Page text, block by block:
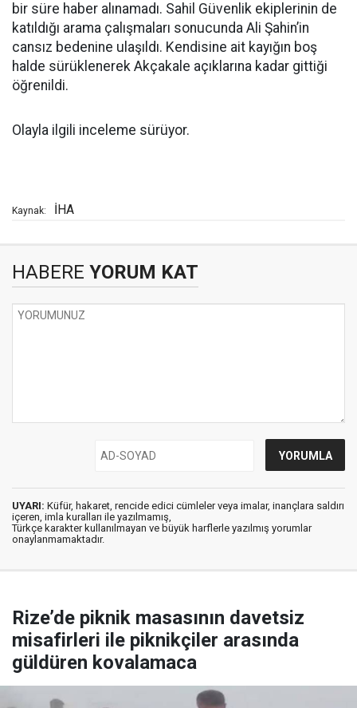
bir süre haber alınamadı. Sahil Güvenlik ekiplerinin de
katıldığı arama çalışmaları sonucunda Ali Şahin’in
cansız bedenine ulaşıldı. Kendisine ait kayığın boş
halde sürüklenerek Akçakale açıklarına kadar gittiği
öğrenildi.
Olayla ilgili inceleme sürüyor.
Kaynak: İHA
HABERE YORUM KAT
UYARI: Küfür, hakaret, rencide edici cümleler veya imalar, inançlara saldırı
içeren, imla kuralları ile yazılmamış,
Türkçe karakter kullanılmayan ve büyük harflerle yazılmış yorumlar
onaylanmamaktadır.
Rize’de piknik masasının davetsiz
misafirleri ile piknikçiler arasında
güldüren kovalamaca